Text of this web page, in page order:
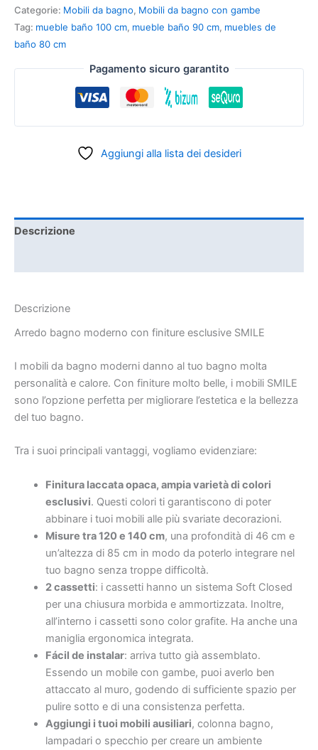
Categorie: Mobili da bagno, Mobili da bagno con gambe
Tag: mueble baño 100 cm, mueble baño 90 cm, muebles de
baño 80 cm
Pagamento sicuro garantito
Aggiungi alla lista dei desideri
Descrizione
Descrizione
Arredo bagno moderno con finiture esclusive SMILE
I mobili da bagno moderni danno al tuo bagno molta
personalità e calore. Con finiture molto belle, i mobili SMILE
sono l’opzione perfetta per migliorare l’estetica e la bellezza
del tuo bagno.
Tra i suoi principali vantaggi, vogliamo evidenziare:
Finitura laccata opaca, ampia varietà di colori
esclusivi. Questi colori ti garantiscono di poter
abbinare i tuoi mobili alle più svariate decorazioni.
Misure tra 120 e 140 cm, una profondità di 46 cm e
un’altezza di 85 cm in modo da poterlo integrare nel
tuo bagno senza troppe difficoltà.
2 cassetti: i cassetti hanno un sistema Soft Closed
per una chiusura morbida e ammortizzata. Inoltre,
all’interno i cassetti sono color grafite. Ha anche una
maniglia ergonomica integrata.
Fácil de instalar: arriva tutto già assemblato.
Essendo un mobile con gambe, puoi averlo ben
attaccato al muro, godendo di sufficiente spazio per
pulire sotto e di una consistenza perfetta.
Aggiungi i tuoi mobili ausiliari, colonna bagno,
lampadari o specchio per creare un ambiente